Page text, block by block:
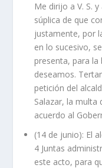
Me dirijo a V. S.
súplica de que
justamente, por
en lo sucesivo,
presenta, para
deseamos.
petición del
Salazar, la multa
acuerdo al
(14 de junio): El
4 Juntas
este acto, para